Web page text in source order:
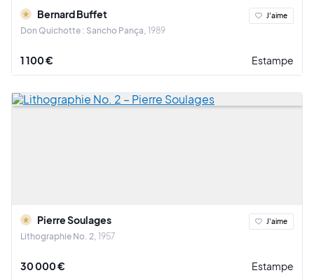
Bernard Buffet
Don Quichotte : Sancho Pança 1989
J'aime
1 100 € Estampe
Pierre Soulages
Lithographie No. 2 1957
J'aime
30 000 € Estampe